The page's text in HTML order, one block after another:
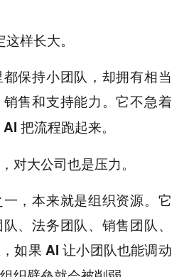
样长大。
保持小团队，却拥有相当
售和支持能力。它不急着
把流程跑起来。
对大公司也是压力。
，本来就是组织资源。它
、法务团队、销售团队、
如果 AI 让小团队也能调动